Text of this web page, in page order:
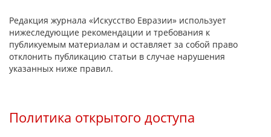
Редакция журнала «Искусство Евразии» использует
нижеследующие рекомендации и требования к
публикуемым материалам и оставляет за собой право
отклонить публикацию статьи в случае нарушения
указанных ниже правил.
Политика открытого доступа